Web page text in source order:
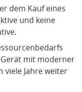
dem Kauf eines
und keine
mit moderner
viele Jahre weiter